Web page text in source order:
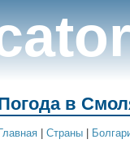
в
Главная Cтраны